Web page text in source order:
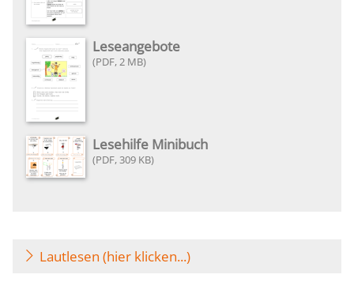
Leseangebote
2 MB
Lesehilfe Minibuch
309 KB
Lautlesen (hier klicken...)